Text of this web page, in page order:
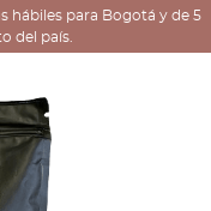
hábiles para Bogotá y de 5
del país.